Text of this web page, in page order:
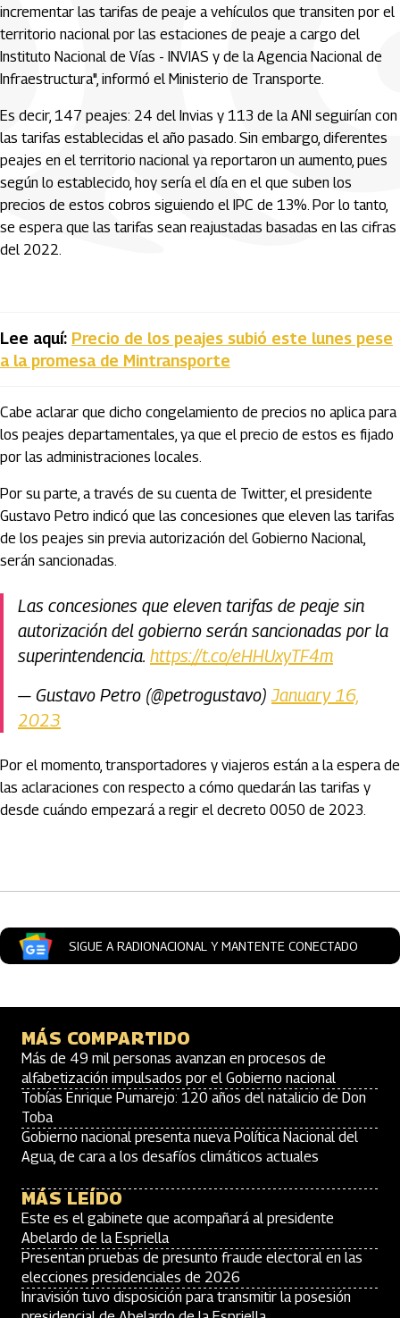
incrementar las tarifas de peaje a vehículos que transiten por el
territorio nacional por las estaciones de peaje a cargo del
Instituto Nacional de Vías - INVIAS y de la Agencia Nacional de
Infraestructura", informó el Ministerio de Transporte.
Es decir, 147 peajes: 24 del Invias y 113 de la ANI seguirían con
las tarifas establecidas el año pasado. Sin embargo, diferentes
peajes en el territorio nacional ya reportaron un aumento, pues
según lo establecido, hoy sería el día en el que suben los
precios de estos cobros siguiendo el IPC de 13%. Por lo tanto,
se espera que las tarifas sean reajustadas basadas en las cifras
del 2022.
Lee aquí: Precio de los peajes subió este lunes pese
a la promesa de Mintransporte
Cabe aclarar que dicho congelamiento de precios no aplica para
los peajes departamentales, ya que el precio de estos es fijado
por las administraciones locales.
Por su parte, a través de su cuenta de Twitter, el presidente
Gustavo Petro indicó que las concesiones que eleven las tarifas
de los peajes sin previa autorización del Gobierno Nacional,
serán sancionadas.
Las concesiones que eleven tarifas de peaje sin
autorización del gobierno serán sancionadas por la
superintendencia. https://t.co/eHHUxyTF4m
— Gustavo Petro (@petrogustavo)January 16,
2023
Por el momento, transportadores y viajeros están a la espera de
las aclaraciones con respecto a cómo quedarán las tarifas y
desde cuándo empezará a regir el decreto 0050 de 2023.
SIGUE A RADIONACIONAL Y MANTENTE CONECTADO
MÁS COMPARTIDO
Más de 49 mil personas avanzan en procesos de
alfabetización impulsados por el Gobierno nacional
Tobías Enrique Pumarejo: 120 años del natalicio de Don
Toba
Gobierno nacional presenta nueva Política Nacional del
Agua, de cara a los desafíos climáticos actuales
MÁS LEÍDO
Este es el gabinete que acompañará al presidente
Abelardo de la Espriella
Presentan pruebas de presunto fraude electoral en las
elecciones presidenciales de 2026
Inravisión tuvo disposición para transmitir la posesión